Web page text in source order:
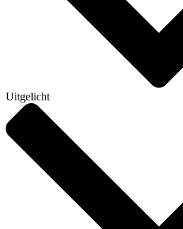
Uitgelicht